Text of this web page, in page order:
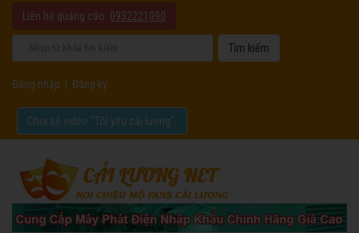
Liên hệ quảng cáo: 0932221090
Đăng nhập Đăng ký
Chia sẻ video "Tôi yêu cải lương".